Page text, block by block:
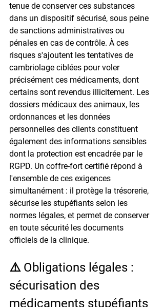
tenue de conserver ces substances
dans un dispositif sécurisé, sous peine
de sanctions administratives ou
pénales en cas de contrôle. À ces
risques s'ajoutent les tentatives de
cambriolage ciblées pour voler
précisément ces médicaments, dont
certains sont revendus illicitement. Les
dossiers médicaux des animaux, les
ordonnances et les données
personnelles des clients constituent
également des informations sensibles
dont la protection est encadrée par le
RGPD. Un coffre-fort certifié répond à
l'ensemble de ces exigences
simultanément : il protège la trésorerie,
sécurise les stupéfiants selon les
normes légales, et permet de conserver
en toute sécurité les documents
officiels de la clinique.
⚠️ Obligations légales :
sécurisation des
médicaments stupéfiants